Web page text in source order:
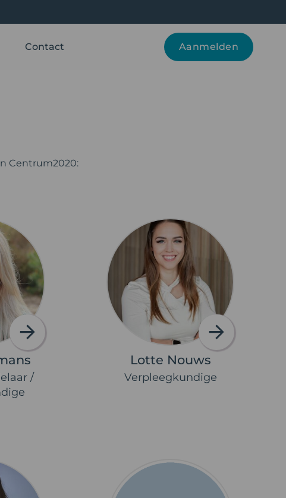
Contact Aanmelden
Centrum2020:
/
Lotte Nouws
Verpleegkundige